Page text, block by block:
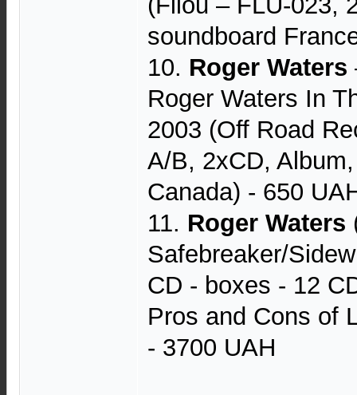
soundboard
10. Roger Waters
Roger Waters In
2003 (Off Road
A/B, 2xCD,
Canada) - 650
11. Roger Waters
Safebreaker/
CD - boxes - 12
Pros and Cons of
- 3700 UAH